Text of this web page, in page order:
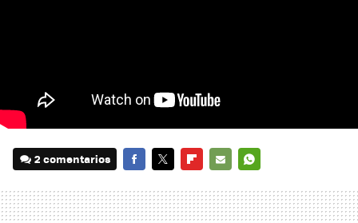
2 comentarios
MAIL